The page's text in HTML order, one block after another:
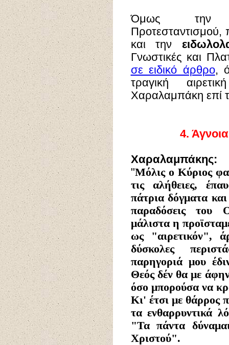
Όμως την
και την
Γνωστικές και
σε ειδικό άρθρο,
τραγική
Χαραλαμπάκη επί
4.
Χαραλαμπάκης:
"Μόλις ο Κύριος
τις αλήθειες,
πάτρια δόγματα και
παραδόσεις του
μάλιστα η
ως "αιρετικόν",
δύσκολες
παρηγοριά μου
Θεός δέν θα με
όσο μπορούσα να
Κι' έτσι με θάρρος
τα ενθαρρυντικά
"Τα πάντα
Χριστού".